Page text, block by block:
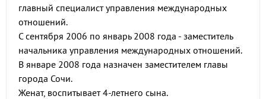
главный специалист управления международных
отношений.
С сентября 2006 по январь 2008 года - заместитель
начальника управления международных отношений.
В январе 2008 года назначен заместителем главы
города Сочи.
Женат, воспитывает 4-летнего сына.